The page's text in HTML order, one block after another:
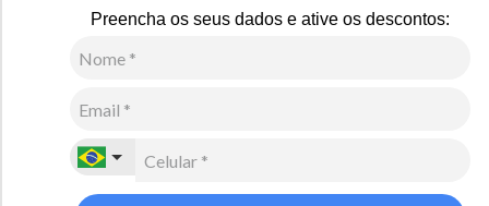
Preencha os seus dados e ative os descontos:
Pantufa para o frio Forrada em lã natural Curitiba
00
,00sem juros
(5% OFF no PIX/Boleto)